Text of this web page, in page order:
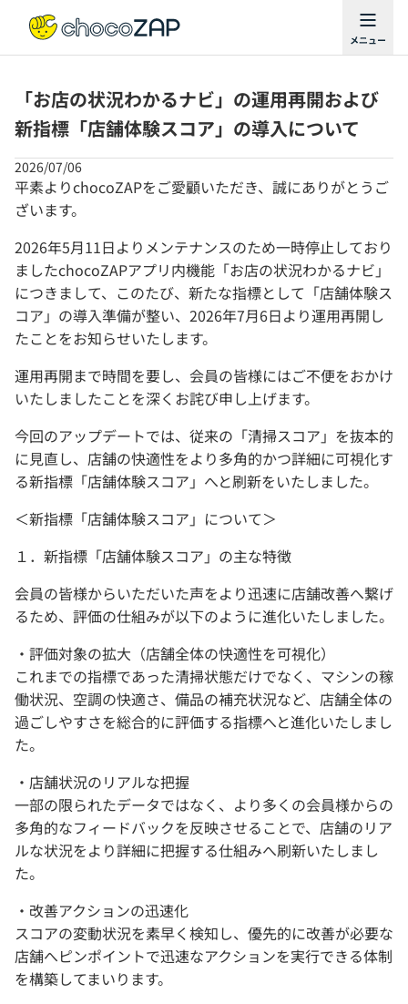
「お店の状況わかるナビ」の運用再開および
新指標「店舗体験スコア」の導入について
2026/07/06
平素よりchocoZAPをご愛顧いただき、誠にありがとうご
ざいます。
2026年5月11日よりメンテナンスのため一時停止しており
ましたchocoZAPアプリ内機能「お店の状況わかるナビ」
につきまして、このたび、新たな指標として「店舗体験ス
コア」の導入準備が整い、2026年7月6日より運用再開し
たことをお知らせいたします。
運用再開まで時間を要し、会員の皆様にはご不便をおかけ
いたしましたことを深くお詫び申し上げます。
今回のアップデートでは、従来の「清掃スコア」を抜本的
に見直し、店舗の快適性をより多角的かつ詳細に可視化す
る新指標「店舗体験スコア」へと刷新をいたしました。
＜新指標「店舗体験スコア」について＞
１．新指標「店舗体験スコア」の主な特徴
会員の皆様からいただいた声をより迅速に店舗改善へ繋げ
るため、評価の仕組みが以下のように進化いたしました。
・評価対象の拡大（店舗全体の快適性を可視化）
これまでの指標であった清掃状態だけでなく、マシンの稼
働状況、空調の快適さ、備品の補充状況など、店舗全体の
過ごしやすさを総合的に評価する指標へと進化いたしまし
た。
・店舗状況のリアルな把握
一部の限られたデータではなく、より多くの会員様からの
多角的なフィードバックを反映させることで、店舗のリア
ルな状況をより詳細に把握する仕組みへ刷新いたしまし
た。
・改善アクションの迅速化
スコアの変動状況を素早く検知し、優先的に改善が必要な
店舗へピンポイントで迅速なアクションを実行できる体制
を構築してまいります。